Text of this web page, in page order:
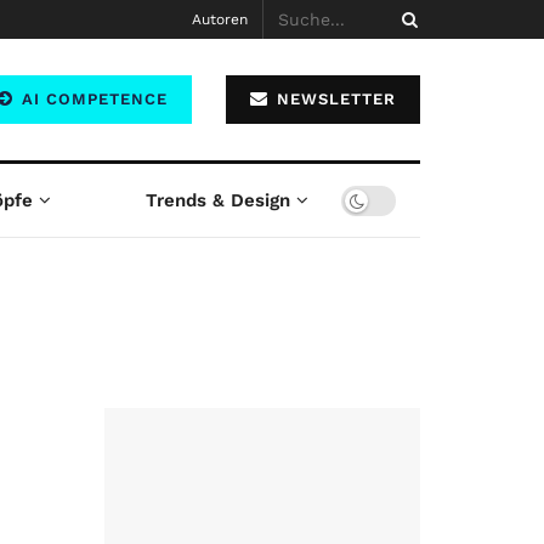
Autoren
AI COMPETENCE NEWSLETTER
Trends & Design